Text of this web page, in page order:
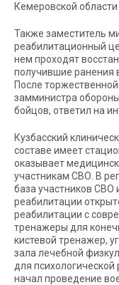
Кемеровской
Также заместитель
реабилитационный
нем проходят
получившие ранения
После
замминистра
бойцов, ответил на
Кузбасский
составе имеет
оказывает
участникам СВО. В
база участников СВО
реабилитации
реабилитации с
тренажеры для
кистевой тренажер,
зала лечебной
для
начал проведение